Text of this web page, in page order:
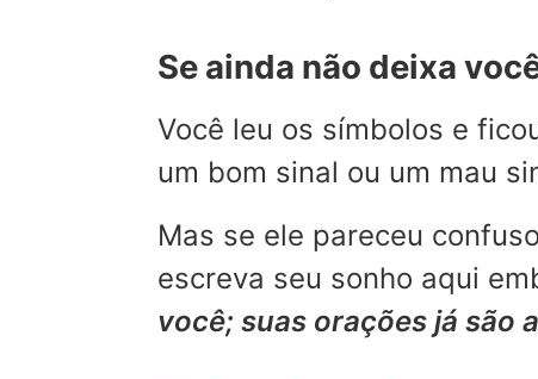
Se ainda não deixa
Você leu os símbolos e
um bom sinal ou um mau
Mas se ele pareceu
escreva seu sonho aqui
você; suas orações já são